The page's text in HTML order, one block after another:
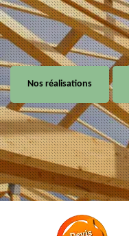
Nos réalisations